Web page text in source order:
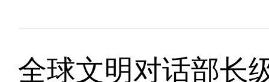
全球文明对话部长